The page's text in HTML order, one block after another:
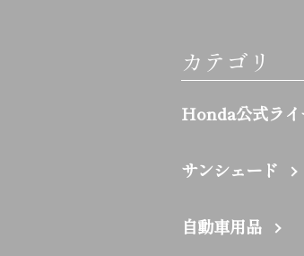
カテゴリ
Honda公式ライ
サンシェード
自動車用品